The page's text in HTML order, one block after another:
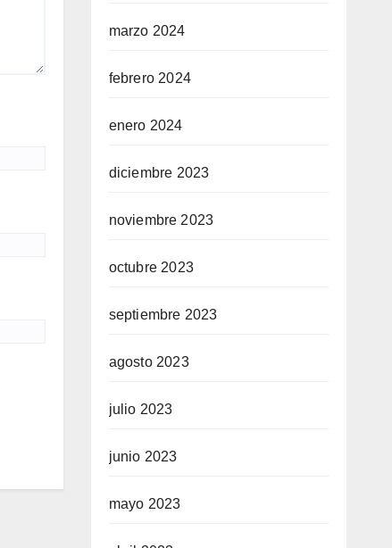
marzo 2024
febrero 2024
enero 2024
diciembre 2023
noviembre 2023
octubre 2023
septiembre 2023
agosto 2023
julio 2023
junio 2023
mayo 2023